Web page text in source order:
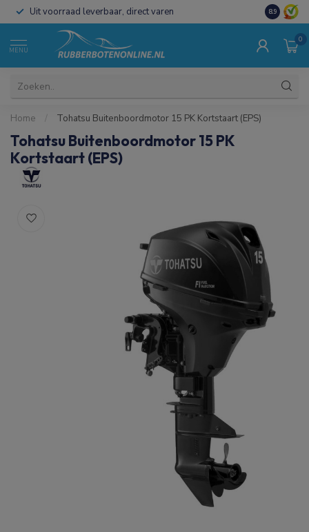
Uit voorraad leverbaar, direct varen Al 15 jaar
8.9
MENU
0
Home / Tohatsu Buitenboordmotor 15 PK Kortstaart (EPS)
Tohatsu Buitenboordmotor 15 PK
Kortstaart (EPS)